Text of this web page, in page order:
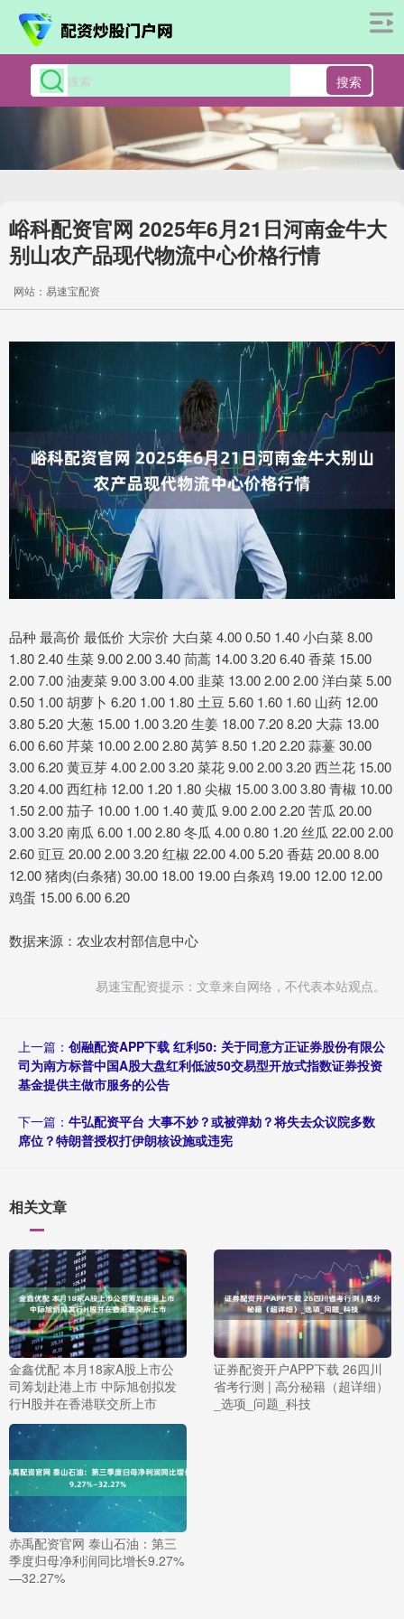
搜索
峪科配资官网 2025年6月21日河南金牛大
别山农产品现代物流中心价格行情
网站：易速宝配资
品种 最高价 最低价 大宗价 大白菜 4.00 0.50 1.40 小白菜 8.00
1.80 2.40 生菜 9.00 2.00 3.40 茼蒿 14.00 3.20 6.40 香菜 15.00
2.00 7.00 油麦菜 9.00 3.00 4.00 韭菜 13.00 2.00 2.00 洋白菜 5.00
0.50 1.00 胡萝卜 6.20 1.00 1.80 土豆 5.60 1.60 1.60 山药 12.00
3.80 5.20 大葱 15.00 1.00 3.20 生姜 18.00 7.20 8.20 大蒜 13.00
6.00 6.60 芹菜 10.00 2.00 2.80 莴笋 8.50 1.20 2.20 蒜薹 30.00
3.00 6.20 黄豆芽 4.00 2.00 3.20 菜花 9.00 2.00 3.20 西兰花 15.00
3.20 4.00 西红柿 12.00 1.20 1.80 尖椒 15.00 3.00 3.80 青椒 10.00
1.50 2.00 茄子 10.00 1.00 1.40 黄瓜 9.00 2.00 2.20 苦瓜 20.00
3.00 3.20 南瓜 6.00 1.00 2.80 冬瓜 4.00 0.80 1.20 丝瓜 22.00 2.00
2.60 豇豆 20.00 2.00 3.20 红椒 22.00 4.00 5.20 香菇 20.00 8.00
12.00 猪肉(白条猪) 30.00 18.00 19.00 白条鸡 19.00 12.00 12.00
鸡蛋 15.00 6.00 6.20
数据来源：农业农村部信息中心
易速宝配资提示：文章来自网络，不代表本站观点。
上一篇： 创融配资APP下载 红利50: 关于同意方正证券股份有限公
司为南方标普中国A股大盘红利低波50交易型开放式指数证券投资
基金提供主做市服务的公告
下一篇： 牛弘配资平台 大事不妙？或被弹劾？将失去众议院多数
席位？特朗普授权打伊朗核设施或违宪
相关文章
金鑫优配 本月18家A股上市公
司筹划赴港上市 中际旭创拟发
行H股并在香港联交所上市
证券配资开户APP下载 26四川
省考行测 | 高分秘籍（超详细）
_选项_问题_科技
赤禹配资官网 泰山石油：第三
季度归母净利润同比增长9.27%
—32.27%